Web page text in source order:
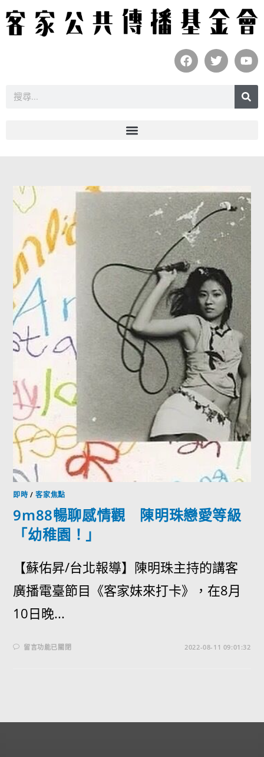
即時 /客家焦點
9m88暢聊感情觀 陳明珠戀愛等級
「幼稚園！」
【蘇佑昇/台北報導】陳明珠主持的講客
廣播電臺節目《客家妹來打卡》，在8月
10日晚...
留言功能已關閉 2022-08-11 09:01:32